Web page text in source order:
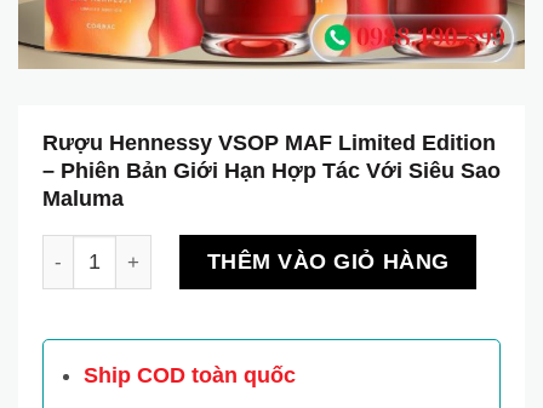
Rượu Hennessy VSOP MAF Limited Edition
– Phiên Bản Giới Hạn Hợp Tác Với Siêu Sao
Maluma
Rượu Hennessy VSOP MAF Limited Edition - Phiên
THÊM VÀO GIỎ HÀNG
Ship COD toàn quốc